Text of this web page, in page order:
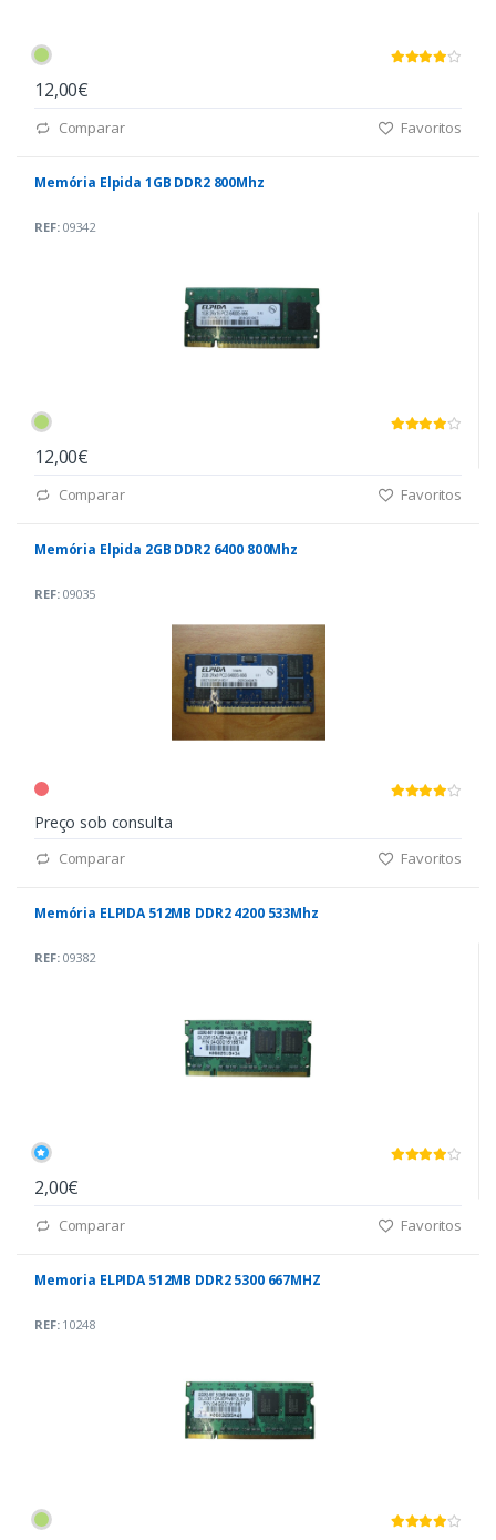
12,00€
Comparar Favoritos
Memória Elpida 1GB DDR2 800Mhz
REF:09342
12,00€
Comparar Favoritos
Memória Elpida 2GB DDR2 6400 800Mhz
REF:09035
Preço sob consulta
Comparar Favoritos
Memória ELPIDA 512MB DDR2 4200 533Mhz
REF:09382
2,00€
Comparar Favoritos
Memoria ELPIDA 512MB DDR2 5300 667MHZ
REF:10248